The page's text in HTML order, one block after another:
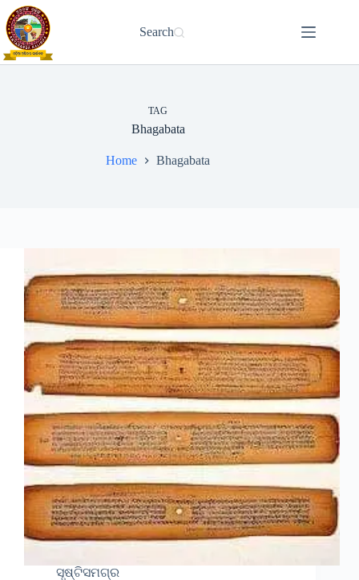
Skip
to
content
Search
TAG
Bhagabata
Home Bhagabata
ସୃଷ୍ଟିସମଗ୍ର